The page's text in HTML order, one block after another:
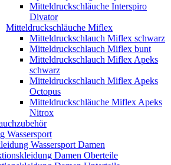
Mitteldruckschläuche Interspiro
Divator
Mitteldruckschläuche Miflex
Mitteldruckschlauch Miflex schwarz
Mitteldruckschlauch Miflex bunt
Mitteldruckschlauch Miflex Apeks
schwarz
Mitteldruckschlauch Miflex Apeks
Octopus
Mitteldruckschläuche Miflex Apeks
Nitrox
Wassersport
Wassersport Damen
Damen Oberteile